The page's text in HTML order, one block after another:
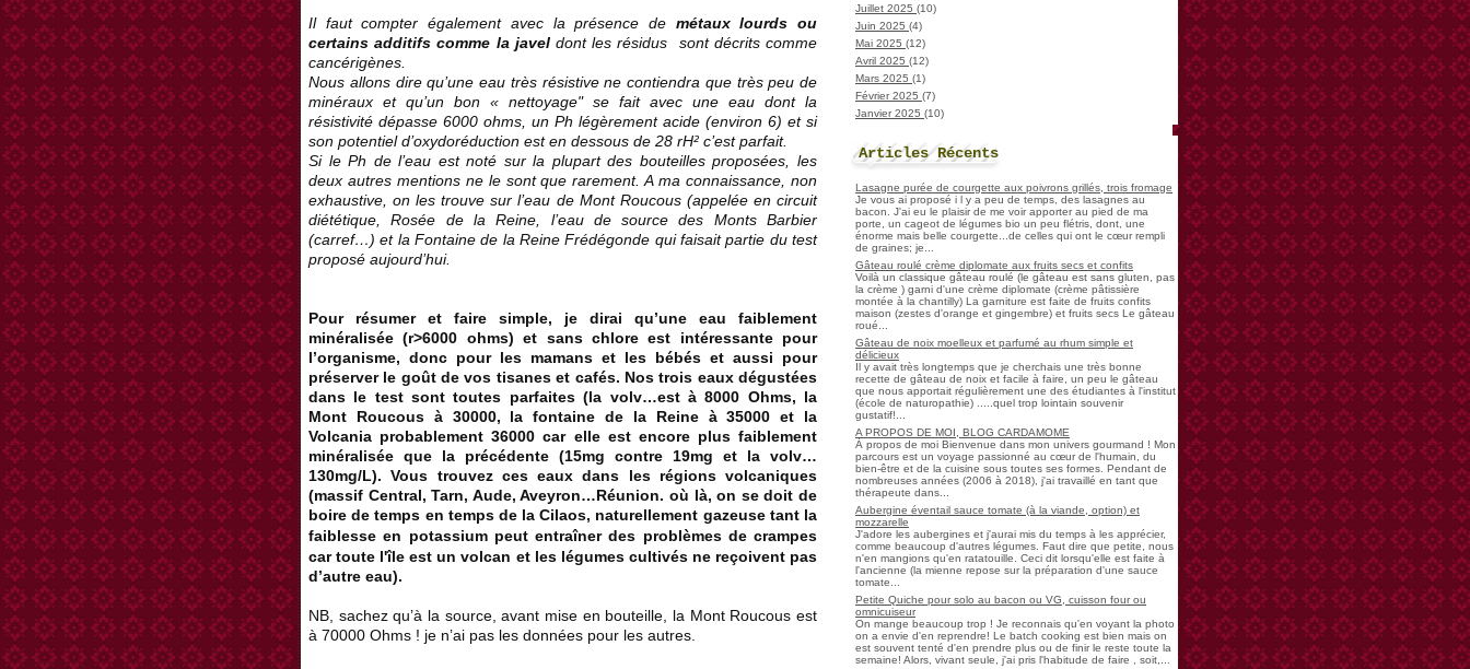
Il faut compter également avec la présence de métaux lourds ou
certains additifs comme la javeldont les résidus sont décrits comme
cancérigènes.
Nous allons dire qu’une eau très résistive ne contiendra que très peu de
minéraux et qu’un bon « nettoyage" se fait avec une eau dont la
résistivité dépasse 6000 ohms, un Ph légèrement acide (environ 6) et si
son potentiel d’oxydoréduction est en dessous de 28 rH² c’est parfait.
Si le Ph de l’eau est noté sur la plupart des bouteilles proposées, les
deux autres mentions ne le sont que rarement. A ma connaissance, non
exhaustive, on les trouve sur l’eau de Mont Roucous (appelée en circuit
diététique, Rosée de la Reine, l’eau de source des Monts Barbier
(carref…) et la Fontaine de la Reine Frédégonde qui faisait partie du test
proposé aujourd’hui.
Pour résumer et faire simple, je dirai qu’une eau faiblement
minéralisée (r>6000 ohms) et sans chlore est intéressante pour
l’organisme, donc pour les mamans et les bébés et aussi pour
préserver le goût de vos tisanes et cafés. Nos trois eaux dégustées
dans le test sont toutes parfaites (la volv…est à 8000 Ohms, la
Mont Roucous à 30000, la fontaine de la Reine à 35000 et la
Volcania probablement 36000 car elle est encore plus faiblement
minéralisée que la précédente (15mg contre 19mg et la volv…
130mg/L). Vous trouvez ces eaux dans les régions volcaniques
(massif Central, Tarn, Aude, Aveyron…Réunion. où là, on se doit de
boire de temps en temps de la Cilaos, naturellement gazeuse tant la
faiblesse en potassium peut entraînerdes problèmes de crampes
car toute l'île est un volcan et les légumes cultivés ne reçoivent pas
d’autre eau).
NB, sachez qu’à la source, avant mise en bouteille, la Mont Roucous est
à 70000 Ohms ! je n’ai pas les données pour les autres.
Juillet 2025 (10)
Juin 2025 (4)
Mai 2025 (12)
Avril 2025 (12)
Mars 2025 (1)
Février 2025 (7)
Janvier 2025 (10)
Articles Récents
Lasagne purée de courgette aux poivrons grillés, trois fromage
Je vous ai proposé i l y a peu de temps, des lasagnes au
bacon. J'ai eu le plaisir de me voir apporter au pied de ma
porte, un cageot de légumes bio un peu flétris, dont, une
énorme mais belle courgette...de celles qui ont le cœur rempli
de graines; je...
Gâteau roulé crème diplomate aux fruits secs et confits
Voilà un classique gâteau roulé (le gâteau est sans gluten, pas
la crème ) garni d'une crème diplomate (crème pâtissière
montée à la chantilly) La garniture est faite de fruits confits
maison (zestes d'orange et gingembre) et fruits secs Le gâteau
roué...
Gâteau de noix moelleux et parfumé au rhum simple et
délicieux
Il y avait très longtemps que je cherchais une très bonne
recette de gâteau de noix et facile à faire, un peu le gâteau
que nous apportait régulièrement une des étudiantes à l'institut
(école de naturopathie) .....quel trop lointain souvenir
gustatif!...
A PROPOS DE MOI, BLOG CARDAMOME
À propos de moi Bienvenue dans mon univers gourmand ! Mon
parcours est un voyage passionné au cœur de l'humain, du
bien-être et de la cuisine sous toutes ses formes. Pendant de
nombreuses années (2006 à 2018), j'ai travaillé en tant que
thérapeute dans...
Aubergine éventail sauce tomate (à la viande, option) et
mozzarelle
J'adore les aubergines et j'aurai mis du temps à les apprécier,
comme beaucoup d'autres légumes. Faut dire que petite, nous
n'en mangions qu'en ratatouille. Ceci dit lorsqu'elle est faite à
l'ancienne (la mienne repose sur la préparation d'une sauce
tomate...
Petite Quiche pour solo au bacon ou VG, cuisson four ou
omnicuiseur
On mange beaucoup trop ! Je reconnais qu'en voyant la photo
on a envie d'en reprendre! Le batch cooking est bien mais on
est souvent tenté d'en prendre plus ou de finir le reste toute la
semaine! Alors, vivant seule, j'ai pris l'habitude de faire , soit,...